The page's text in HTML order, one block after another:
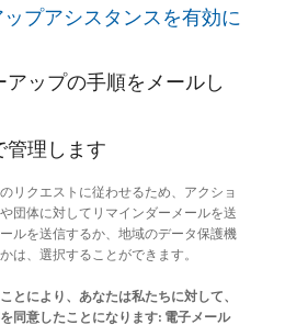
プアシスタンスを有効に
ップの手順をメールし
管理します
リクエストに従わせるため、アクショ
団体に対してリマインダーメールを送
ルを送信するか、地域のデータ保護機
は、選択することができます。
とにより、あなたは私たちに対して、
同意したことになります: 電子メール